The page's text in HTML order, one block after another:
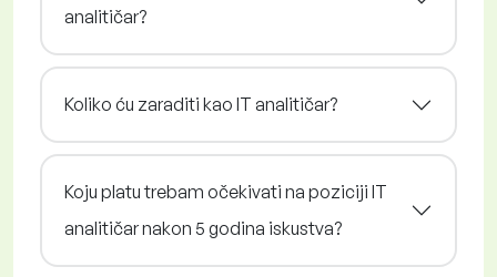
analitičar?
Koliko ću zaraditi kao IT analitičar?
Koju platu trebam očekivati na poziciji IT
analitičar nakon 5 godina iskustva?